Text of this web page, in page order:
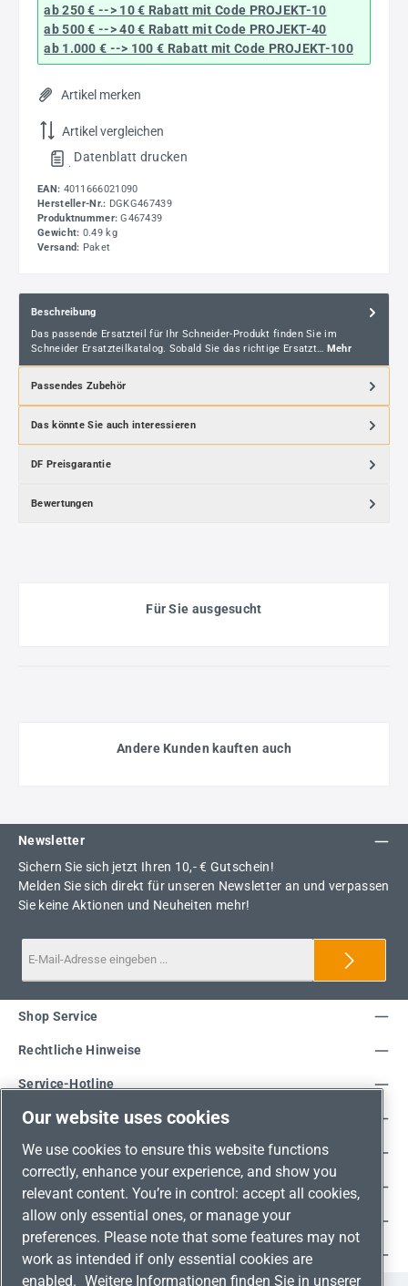
ab 250 € --> 10 € Rabatt mit Code PROJEKT-10
ab 500 € --> 40 € Rabatt mit Code PROJEKT-40
ab 1.000 € --> 100 € Rabatt mit Code PROJEKT-100
Artikel merken
Artikel vergleichen
Datenblatt drucken
EAN: 4011666021090
Hersteller-Nr.: DGKG467439
Produktnummer: G467439
Gewicht: 0.49 kg
Versand: Paket
Beschreibung
Das passende Ersatzteil für Ihr Schneider-Produkt finden Sie im
Schneider Ersatzteilkatalog. Sobald Sie das richtige Ersatzt… Mehr
Passendes Zubehör
Das könnte Sie auch interessieren
DF Preisgarantie
Bewertungen
Für Sie ausgesucht
Andere Kunden kauften auch
Newsletter
Sichern Sie sich jetzt Ihren 10,- € Gutschein!
Melden Sie sich direkt für unseren Newsletter an und verpassen
Sie keine Aktionen und Neuheiten mehr!
Service-Hotline
Shop Service
Rechtliche Hinweise
Unsere Vorteile
Versandarten
Zahlungsarten
Adresse
Umweltschutz & Partnerschaft
Our website uses cookies
We use cookies to ensure this website functions
correctly, enhance your experience, and show you
relevant content. You’re in control: accept all cookies,
allow only essential ones, or manage your
preferences. Please note that some features may not
work as intended if only essential cookies are
enabled. Weitere Informationen finden Sie in unserer